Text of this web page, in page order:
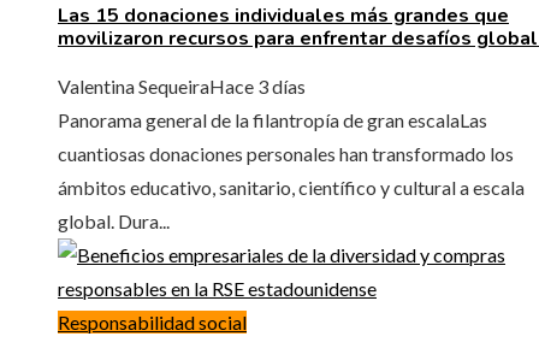
Las 15 donaciones individuales más grandes que
movilizaron recursos para enfrentar desafíos
Valentina SequeiraHace 3 días
Panorama general de la filantropía de gran escalaLas
cuantiosas donaciones personales han transformado los
ámbitos educativo, sanitario, científico y cultural a escala
global. Dura...
Responsabilidad social